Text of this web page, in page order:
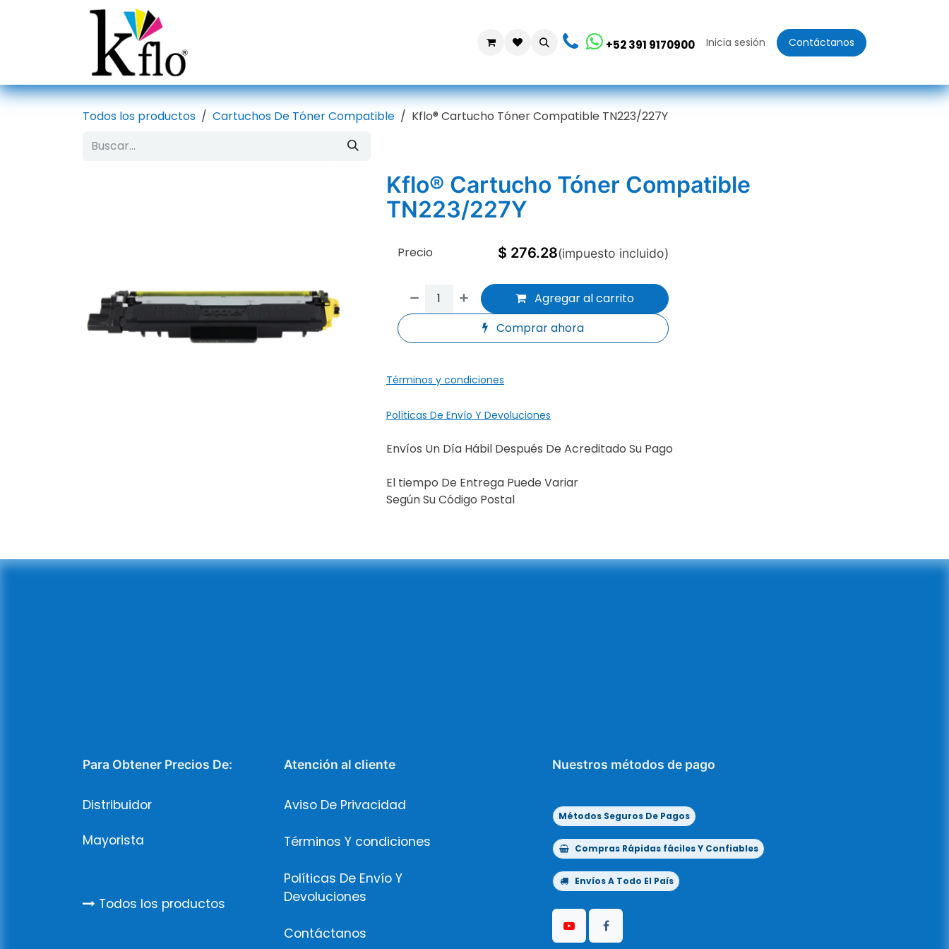
+52 391 9170900 Inicia sesión Contáctanos
Todos los productos Cartuchos De Tóner Compatible Kflo® Cartucho Tóner Compatible TN223/227Y
Kflo® Cartucho Tóner Compatible
TN223/227Y
Agregar al carrito
Comprar ahora
Precio $ 276.28(impuesto incluido)
Términos y condiciones
Políticas De Envío Y Devoluciones
Envíos Un Día Hábil Después De Acreditado Su Pago
El tiempo De Entrega Puede Variar
Según Su Código Postal
Para Obtener Precios De:
Distribuidor
Mayorista
Todos los productos
Atención al cliente
Aviso De Privacidad
Términos Y condiciones
Políticas De Envío Y
Devoluciones
Contáctanos
Nuestros métodos de pago
Métodos Seguros De Pagos
Compras Rápidas fáciles Y Confiables
Envíos A Todo El País